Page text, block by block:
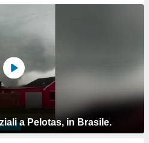
a Pelotas, in Brasile.